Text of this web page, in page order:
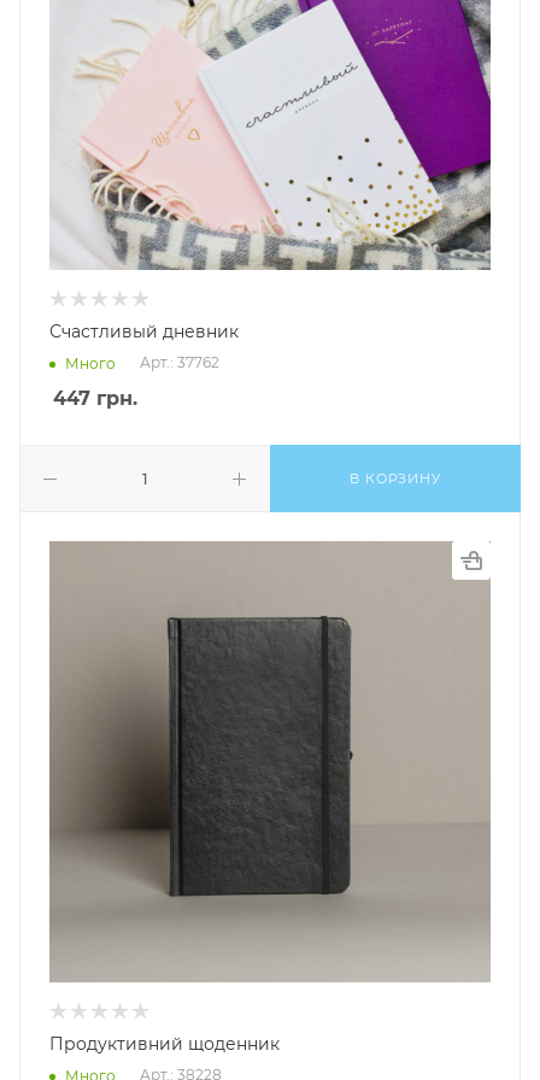
Счастливый дневник
Много Арт.: 37762
447 грн.
В КОРЗИНУ
Продуктивний щоденник
Много Арт.: 38228